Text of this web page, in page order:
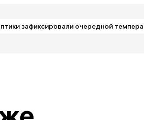
зафиксировали очередной